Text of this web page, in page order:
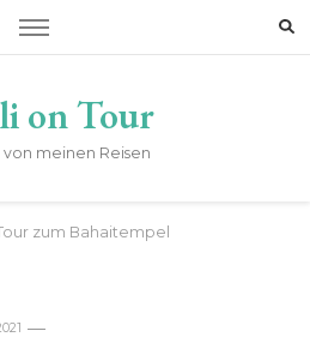
on Tour
meinen Reisen
zum Bahaitempel